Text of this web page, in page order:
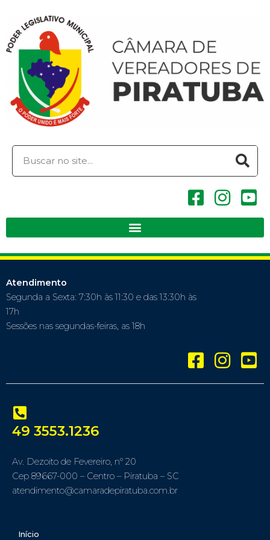
Atendimento
Segunda a Sexta: 7:30h às 11:30 e das 13:30h às
17h
Sessões nas segundas-feiras, as 18h
49 3553.1236
Av. Dezoito de Fevereiro, nº 20
Cep 89667-000 – Centro – Piratuba – SC
atendimento@camaradepiratuba.com.br
Início